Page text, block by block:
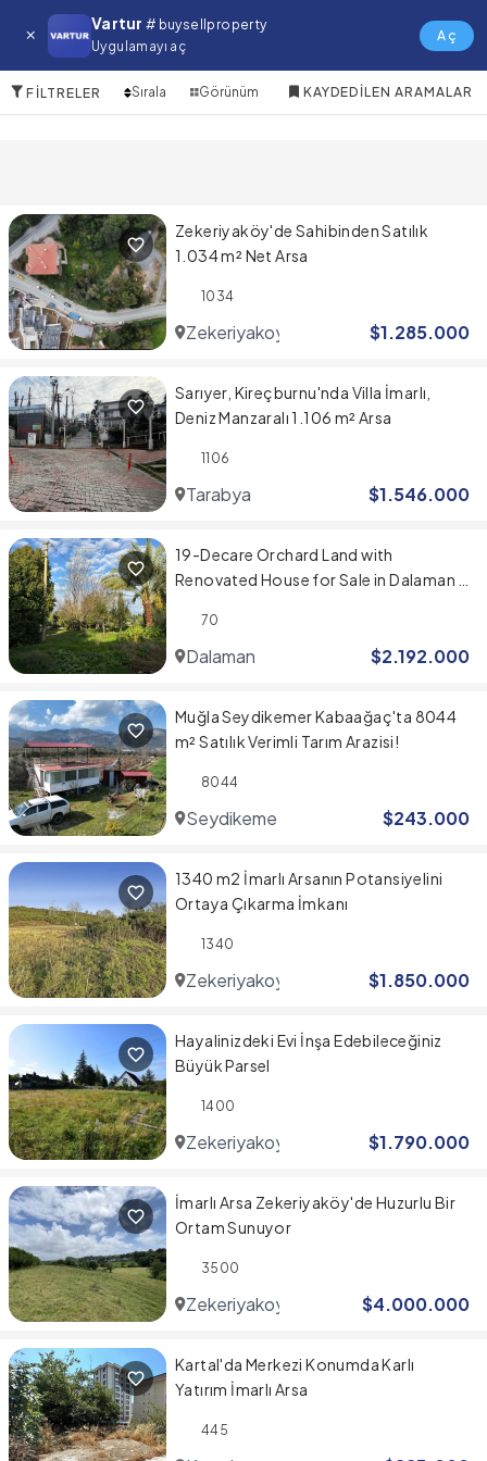
Vartur # buysellproperty
Uygulamayı aç
Aç
Marmaris Satılık Arsa
FILTRELER Sırala Görünüm KAYDEDILEN ARAMALAR
Zekeriyaköy'de Sahibinden Satılık
1.034 m² Net Arsa
1034
Zekeriyakoy $1.285.000
Sarıyer, Kireçburnu'nda Villa İmarlı,
Deniz Manzaralı 1.106 m² Arsa
1106
Tarabya $1.546.000
19-Decare Orchard Land with
Renovated House for Sale in Dalaman –
70
Dalaman $2.192.000
Muğla Seydikemer Kabaağaç'ta 8044
m² Satılık Verimli Tarım Arazisi!
8044
Seydikemer $243.000
1340 m2 İmarlı Arsanın Potansiyelini
Ortaya Çıkarma İmkanı
1340
Zekeriyakoy $1.850.000
Hayalinizdeki Evi İnşa Edebileceğiniz
Büyük Parsel
1400
Zekeriyakoy $1.790.000
İmarlı Arsa Zekeriyaköy'de Huzurlu Bir
Ortam Sunuyor
3500
Zekeriyakoy $4.000.000
Kartal'da Merkezi Konumda Karlı
Yatırım İmarlı Arsa
445